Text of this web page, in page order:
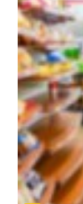
Amazon(아마존) 특징 일본 최대 규모의 온라인 쇼핑몰인 아마존에서도
한국 화장품이 계
품목 구성이 한국
발송이 많아 아마
배송비가 저렴한
배송비 한 건의
많습니다. 프라임
아마존에서 한국
라쿠텐 시장 특징 라쿠텐 시장에서도 한국 화장품이 매년 늘어나고
있습니다.
아마존과 마찬가
마라톤이나 라쿠
구매할 수 있는 경
라쿠텐 이용자라
구매할 수 있습니
배송비 한 건의 주
많습니다. 3,980
라쿠텐 시장에서
에너지가 넘치는 환
"여유롭고 조용한
느긋하게 지내고 싶은 분들에
고즈넉한 사찰과
적합하지만, 넘치
총평: 나에게 맞는 도시 찾기 현대적
중요하다면? ➡ 도쿄 사람 냄새 나는 시장과 맛있는 음식,
중요하다면? ➡ 오사카 가장 저렴한 비용으로 여유로
싶다면? ➡ 후쿠오카 일본 특유의 전통적인 미학에 푹 빠지고
교토
여러분의 일본 한
댓글로 여러분의
각 도시별 숙소 예
#일본한달살기 #
후쿠오카한달살
한달살기추천 #해
정중합니다. 상대
오사카: '관서벤(칸
강하고 리듬감이
예시 비교 도쿄: "そうですね (소데스네 / 그렇네요)" - 정중한 동의 오사카:
"そやな〜！ (소야나 / 그
방식 도쿄 사람: 타인에게 폐를 끼치지 않는 '메이와쿠(迷惑)' 문화를
최우선으로 합니
신뢰는 깊고 오래
오사카 사람: 개방
시장이나 식당에
흔합니다. 모르는
'따뜻한 오지랖'이 특징입니다. 4. 돈을 쓰는
경제 관념은 확연히 다릅니다. 도쿄: 브랜드와
중시합니다. 가격
기꺼이 지불합니다. (자
'가성비'가 최고입
있어, 흥정하는 것
건데 이만큼 싸게 샀다!") 요시모토 만자이 공연모습(보